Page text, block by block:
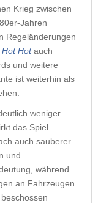
Krieg zwischen
Jahren
Regeländerungen
Hot auch
und weitere
ist weiterhin als
weniger
das Spiel
auch sauberer.
und
während
an Fahrzeugen